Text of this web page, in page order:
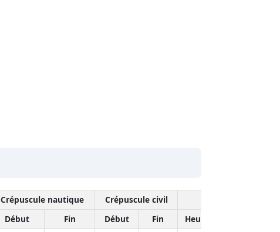
Crépuscule nautique Crépuscule civil
Début Fin Début Fin Heure